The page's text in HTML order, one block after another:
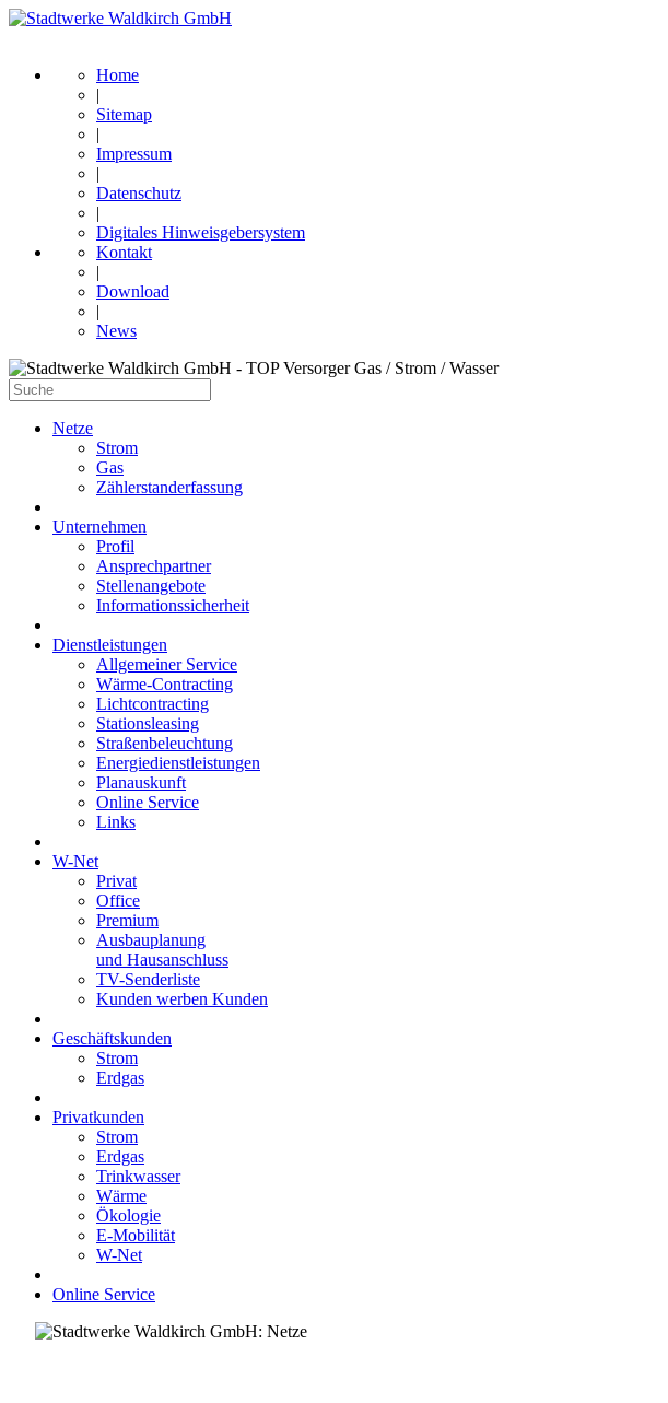
Home
|
Sitemap
|
Impressum
|
Datenschutz
|
Digitales Hinweisgebersystem
Kontakt
|
Download
|
News
Netze
Strom
Gas
Zählerstanderfassung
Unternehmen
Profil
Ansprechpartner
Stellenangebote
Informationssicherheit
Dienstleistungen
Allgemeiner Service
Wärme-Contracting
Lichtcontracting
Stationsleasing
Straßenbeleuchtung
Energiedienstleistungen
Planauskunft
Online Service
Links
W-Net
Privat
Office
Premium
Ausbauplanung
und Hausanschluss
TV-Senderliste
Kunden werben Kunden
Geschäftskunden
Strom
Erdgas
Privatkunden
Strom
Erdgas
Trinkwasser
Wärme
Ökologie
E-Mobilität
W-Net
Online Service